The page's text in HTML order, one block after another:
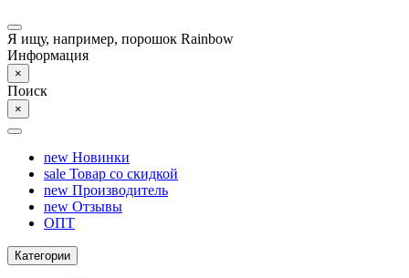
Я ищу, например, порошок Rainbow
Информация
×
Поиск
×
new Новинки
sale Товар со скидкой
new Производитель
new Отзывы
ОПТ
Категории